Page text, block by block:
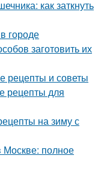
как заткнуть
городе
заготовить их
рецепты и советы
рецепты для
на зиму с
Москве: полное